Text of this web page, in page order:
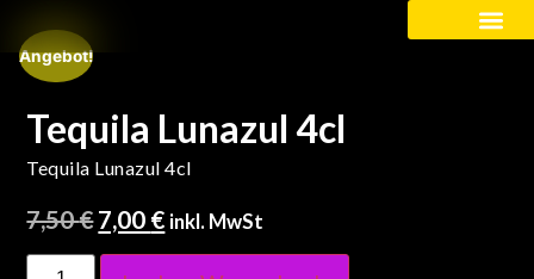
Angebot!
Tequila Lunazul 4cl
Tequila Lunazul 4cl
7,50€7,00 € inkl. MwSt